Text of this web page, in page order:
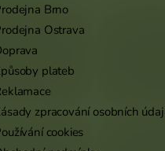
Brno
Ostrava
plateb
zpracování osobních
cookies